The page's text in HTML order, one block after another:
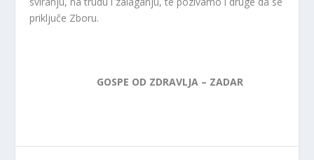
priključe Zboru.
GOSPE OD ZDRAVLJA – ZADAR